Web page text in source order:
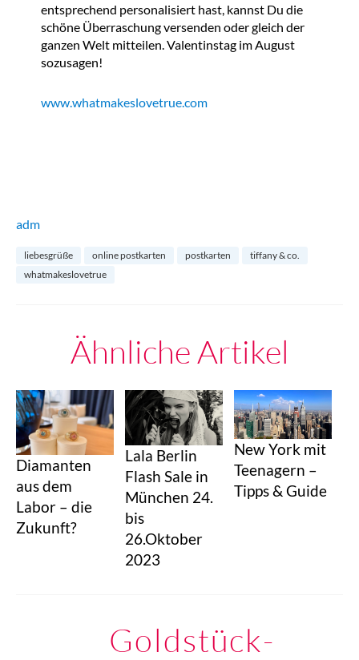
entsprechend personalisiert hast, kannst Du die
schöne Überraschung versenden oder gleich der
ganzen Welt mitteilen. Valentinstag im August
sozusagen!
www.whatmakeslovetrue.com
adm
liebesgrüße online postkarten postkarten
tiffany & co.
whatmakeslovetrue
Ähnliche Artikel
Diamanten
aus dem
Labor – die
Zukunft?
Lala Berlin
Flash Sale in
München 24.
bis
26.Oktober
2023
New York mit
Teenagern –
Tipps & Guide
Goldstück-